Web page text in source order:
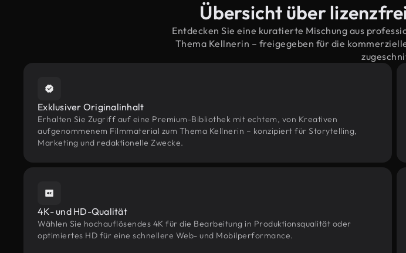
Übersicht über
Entdecken Sie eine kuratierte Mischung aus
Thema Kellnerin – freigegeben für die
Exklusiver Originalinhalt
Erhalten Sie Zugriff auf eine Premium-Bibliothek mit echtem, von Kreativen
aufgenommenem Filmmaterial zum Thema Kellnerin – konzipiert für Storytelling,
Marketing und redaktionelle Zwecke.
4K- und HD-Qualität
Wählen Sie hochauflösendes 4K für die Bearbeitung in Produktionsqualität oder
optimiertes HD für eine schnellere Web- und Mobilperformance.